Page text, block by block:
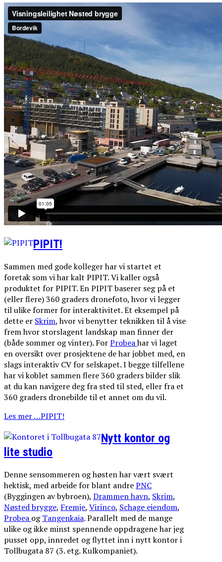
PIPIT!
Sammen med gode kolleger har vi startet et
foretak som vi har kalt PIPIT. Vi kaller også
produktet for PIPIT. En PIPIT baserer seg på et
(eller flere) 360 graders dronefoto, hvor vi legger
til ulike former for interaktivitet. Et eksempel på
dette er Skrim, hvor vi benytter teknikken til å vise
frem hvor storslagent landskap man finner der
(både sommer og vinter). ForProbeahar vi laget
en oversikt over prosjektene de har jobbet med, en
slags interaktiv CV for selskapet. I begge tilfellene
har vi koblet sammen flere 360 graders bilder slik
at du kan navigere deg fra sted til sted, eller fra et
360 graders dronebilde til et annet om du vil.
Les mer …PIPIT!
Nytt kontor og
lite studio
Denne sensommeren og høsten har vært svært
hektisk, med arbeide for blant andrePNC
(Byggingen av bybroen), Drammen havn, Skrim,
Nøsted brygge, Fremje, Virinco, Schage eiendom,
Probea ogTangenkaia. Parallelt med de mange
ulike og ikke minst spennende oppdragene har jeg
pusset opp, innredet og flyttet inn i nytt kontor i
Tollbugata 87 (3. etg. Kulkompaniet).